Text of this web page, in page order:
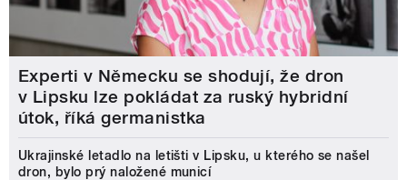
Experti v Německu se shodují, že dron
v Lipsku lze pokládat za ruský hybridní
útok, říká germanistka
Ukrajinské letadlo na letišti v Lipsku, u kterého se našel
dron, bylo prý naložené municí